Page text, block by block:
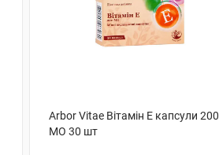
Arbor Vitae Вітамін Е капсули 200
МО 30 шт